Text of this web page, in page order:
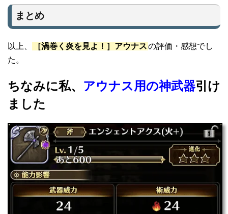
まとめ
以上、 ［渦巻く炎を見よ！］アウナスの評価・感想でし
た。
ちなみに私、 アウナス用の神武器引け
ました